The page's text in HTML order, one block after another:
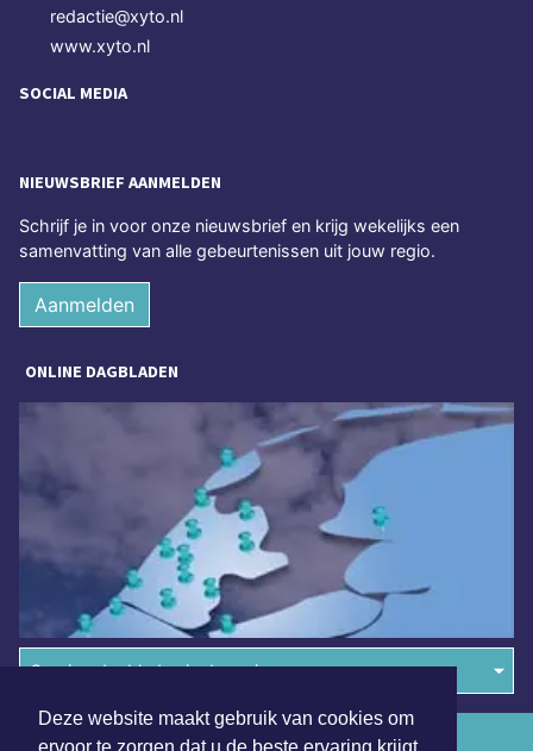
Deze website maakt gebruik van cookies om
redactie@xyto.nl
www.xyto.nl
SOCIAL MEDIA
NIEUWSBRIEF AANMELDEN
Schrijf je in voor onze nieuwsbrief en krijg wekelijks een
samenvatting van alle gebeurtenissen uit jouw regio.
Aanmelden
ONLINE DAGBLADEN
Overige dagbladen in de regio
Algemene voorwaarden